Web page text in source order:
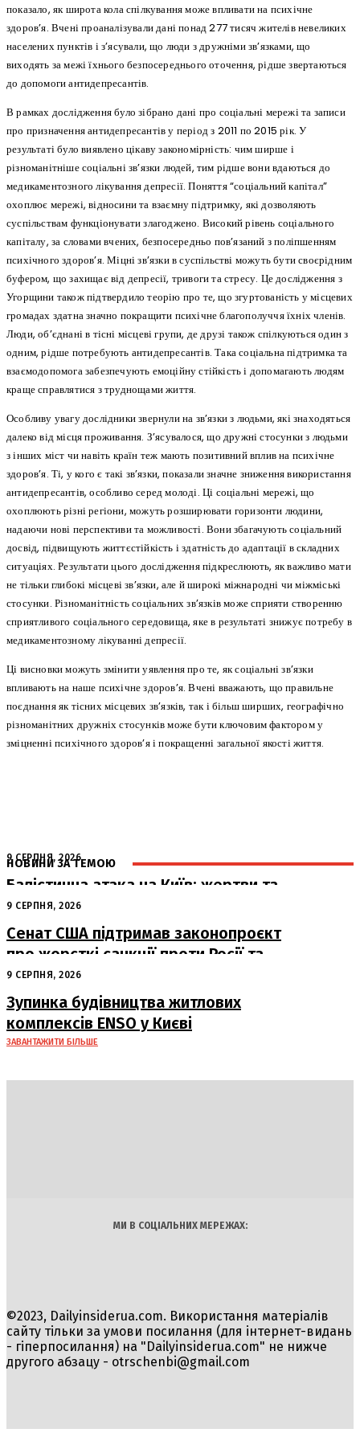
показало, як широта кола спілкування може впливати на психічне
здоров’я. Вчені проаналізували дані понад 277 тисяч жителів невеликих
населених пунктів і з’ясували, що люди з дружніми зв’язками, що
виходять за межі їхнього безпосереднього оточення, рідше звертаються
до допомоги антидепресантів.
В рамках дослідження було зібрано дані про соціальні мережі та записи
про призначення антидепресантів у період з 2011 по 2015 рік. У
результаті було виявлено цікаву закономірність: чим ширше і
різноманітніше соціальні зв’язки людей, тим рідше вони вдаються до
медикаментозного лікування депресії. Поняття “соціальний капітал”
охоплює мережі, відносини та взаємну підтримку, які дозволяють
суспільствам функціонувати злагоджено. Високий рівень соціального
капіталу, за словами вчених, безпосередньо пов’язаний з поліпшенням
психічного здоров’я. Міцні зв’язки в суспільстві можуть бути своєрідним
буфером, що захищає від депресії, тривоги та стресу. Це дослідження з
Угорщини також підтвердило теорію про те, що згуртованість у місцевих
громадах здатна значно покращити психічне благополуччя їхніх членів.
Люди, об’єднані в тісні місцеві групи, де друзі також спілкуються один з
одним, рідше потребують антидепресантів. Така соціальна підтримка та
взаємодопомога забезпечують емоційну стійкість і допомагають людям
краще справлятися з труднощами життя.
Особливу увагу дослідники звернули на зв’язки з людьми, які знаходяться
далеко від місця проживання. З’ясувалося, що дружні стосунки з людьми
з інших міст чи навіть країн теж мають позитивний вплив на психічне
здоров’я. Ті, у кого є такі зв’язки, показали значне зниження використання
антидепресантів, особливо серед молоді. Ці соціальні мережі, що
охоплюють різні регіони, можуть розширювати горизонти людини,
надаючи нові перспективи та можливості. Вони збагачують соціальний
досвід, підвищують життєстійкість і здатність до адаптації в складних
ситуаціях. Результати цього дослідження підкреслюють, як важливо мати
не тільки глибокі місцеві зв’язки, але й широкі міжнародні чи міжміські
стосунки. Різноманітність соціальних зв’язків може сприяти створенню
сприятливого соціального середовища, яке в результаті знижує потребу в
медикаментозному лікуванні депресії.
Ці висновки можуть змінити уявлення про те, як соціальні зв’язки
впливають на наше психічне здоров’я. Вчені вважають, що правильне
поєднання як тісних місцевих зв’язків, так і більш ширших, географічно
різноманітних дружніх стосунків може бути ключовим фактором у
зміцненні психічного здоров’я і покращенні загальної якості життя.
НОВИНИ ЗА ТЕМОЮ
9 СЕРПНЯ, 2026
Балістична атака на Київ: жертви та
руйнування
9 СЕРПНЯ, 2026
Сенат США підтримав законопроєкт
про жорсткі санкції проти Росії та
Ірану
9 СЕРПНЯ, 2026
Зупинка будівництва житлових
комплексів ENSO у Києві
ЗАВАНТАЖИТИ БІЛЬШЕ
МИ В СОЦІАЛЬНИХ МЕРЕЖАХ:
©2023, Dailyinsiderua.com. Використання матеріалів
сайту тільки за умови посилання (для інтернет-видань
- гіперпосилання) на "Dailyinsiderua.com" не нижче
другого абзацу - otrschenbi@gmail.com